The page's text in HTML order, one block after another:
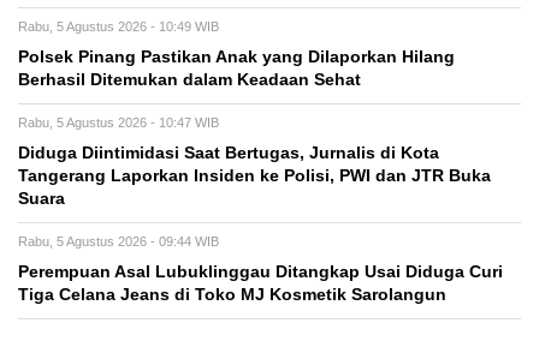
Rabu, 5 Agustus 2026 - 10:49 WIB
Polsek Pinang Pastikan Anak yang Dilaporkan Hilang
Berhasil Ditemukan dalam Keadaan Sehat
Rabu, 5 Agustus 2026 - 10:47 WIB
Diduga Diintimidasi Saat Bertugas, Jurnalis di Kota
Tangerang Laporkan Insiden ke Polisi, PWI dan JTR Buka
Suara
Rabu, 5 Agustus 2026 - 09:44 WIB
Perempuan Asal Lubuklinggau Ditangkap Usai Diduga Curi
Tiga Celana Jeans di Toko MJ Kosmetik Sarolangun